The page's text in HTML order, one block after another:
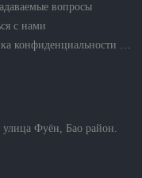
вопросы
с нами
Политика конфиденциальности компании
Фуён, Бао район.